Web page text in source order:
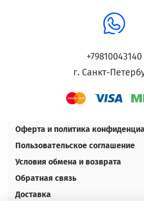
+79810043140
г. Санкт-
Оферта и политика
Пользовательское соглашение
Условия обмена и возврата
Обратная связь
Доставка